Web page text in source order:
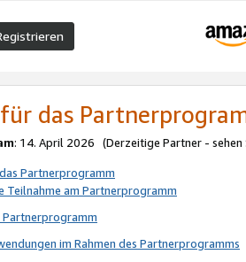
das
: 14. April 2026 (Derzeitige Partner - sehen
Partnerprogramm
Teilnahme am Partnerprogramm
im Rahmen des Partnerprogramms